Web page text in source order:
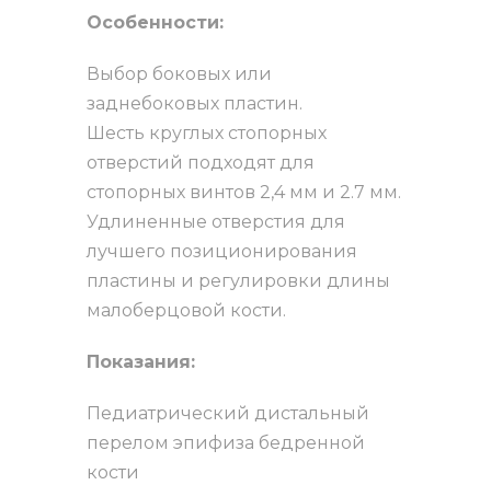
Особенности:
Выбор боковых или
заднебоковых пластин.
Шесть круглых стопорных
отверстий подходят для
стопорных винтов 2,4 мм и 2.7 мм.
Удлиненные отверстия для
лучшего позиционирования
пластины и регулировки длины
малоберцовой кости.
Показания:
Педиатрический дистальный
перелом эпифиза бедренной
кости